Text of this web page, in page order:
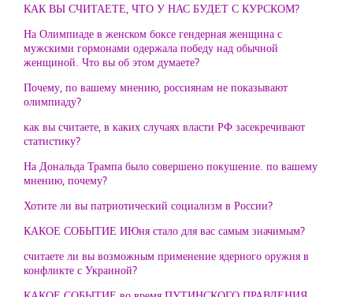
КАК ВЫ СЧИТАЕТЕ, ЧТО У НАС БУДЕТ С КУРСКОМ?
На Олимпиаде в женском боксе гендерная женщина с
мужскими гормонами одержала победу над обычной
женщиной. Что вы об этом думаете?
Почему, по вашему мнению, россиянам не показывают
олимпиаду?
как вы считаете, в каких случаях власти РФ засекречивают
статистику?
На Дональда Трампа было совершено покушение. по вашему
мнению, почему?
Хотите ли вы патриотический социализм в России?
КАКОЕ СОБЫТИЕ ИЮня стало для вас самым значимым?
считаете ли вы возможным применение ядерного оружия в
конфликте с Украиной?